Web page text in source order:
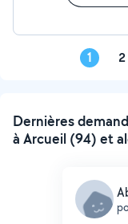
1 2
Dernières
à Arcueil (94) et